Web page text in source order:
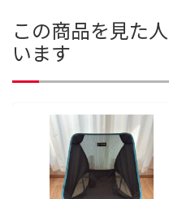
この商品を見た
います